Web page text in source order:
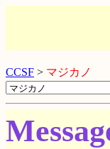
CCSF > マジカノ